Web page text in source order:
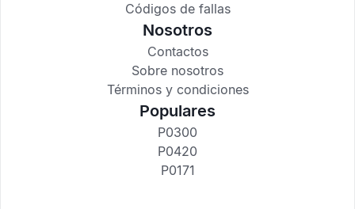
Códigos de fallas
Nosotros
Contactos
Sobre nosotros
Términos y condiciones
Populares
P0300
P0420
P0171